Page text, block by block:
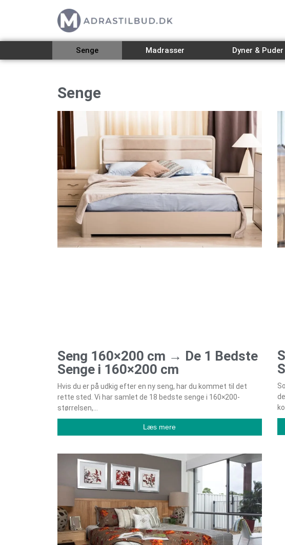
Senge Madrasser Dyner & Puder
Senge
Seng 160×200 cm → De 1 Bedste
Senge i 160×200 cm
Hvis du er på udkig efter en ny seng, har du kommet til det
rette sted. Vi har samlet de 18 bedste senge i 160×200-
størrelsen,
Læs mere